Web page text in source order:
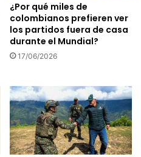
¿Por qué miles de
colombianos prefieren ver
los partidos fuera de casa
durante el Mundial?
17/06/2026